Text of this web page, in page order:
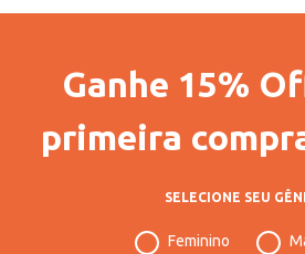
Gênero
Manga Longa
Rosa
Ganhe 15%
primeira
SELECIONE SEU
Feminino